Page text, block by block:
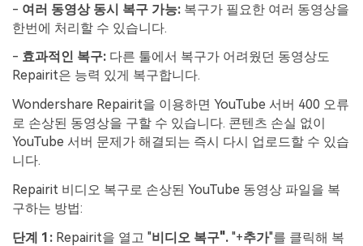
- 여러 동영상 동시 복구 가능: 복구가 필요한 여러 동영상을
한번에 처리할 수 있습니다.
- 효과적인 복구: 다른 툴에서 복구가 어려웠던 동영상도
Repairit은 능력 있게 복구합니다.
Wondershare Repairit을 이용하면 YouTube 서버 400 오류
로 손상된 동영상을 구할 수 있습니다. 콘텐츠 손실 없이
YouTube 서버 문제가 해결되는 즉시 다시 업로드할 수 있습
니다.
Repairit 비디오 복구로 손상된 YouTube 동영상 파일을 복
구하는 방법:
단계 1: Repairit을 열고 "비디오 복구". "+추가"를 클릭해 복